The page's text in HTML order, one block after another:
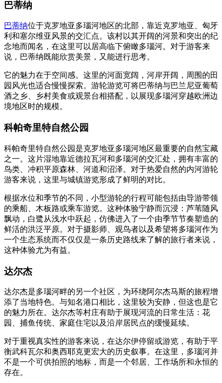
巴蒂纳
巴蒂纳位于克罗地亚多瑙河地区的北部，靠近克罗地亚、匈牙
利和塞尔维亚风景的交汇点。该村以其开阔的河景和突出的纪
念地而闻名，在这里可以居高临下俯瞰多瑙河。对于游客来
说，巴蒂纳既能欣赏美景，又能进行思考。
它的魅力在于空间感。这里的河面宽阔，河岸开阔，周围的田
园风光也适合慢慢探索。游轮游览可将巴蒂纳与巴兰尼亚葡萄
酒之乡、乡村美食或观景台相搭配，以展现多瑙河穿越欧洲边
境地区时的规模。
科帕奇里特自然公园
科帕奇里特自然公园是克罗地亚多瑙河地区最重要的自然宝藏
之一。这片湿地靠近德拉瓦河和多瑙河的交汇处，拥有丰富的
鸟类、冲积平原森林、河道和沼泽。对于热爱自然的内河游轮
游客来说，这里与城镇游览形成了鲜明的对比。
根据水位和季节的不同，小型游轮的行程可能包括由导游带领
的乘船、木板路或乘车游览。这种体验宁静而沉浸：芦苇随风
飘动，白鹭从浅水中跃起，仿佛进入了一个由季节节奏塑造的
鲜活的洪泛平原。对于摄影师、观鸟者以及希望将多瑙河作为
一个生态系统而不仅仅是一条历史路线来了解的旅行者来说，
这种体验尤为有益。
达尔杰
达尔杰是多瑙河畔的另一个社区，为环绕阿尔杰马斯的旅程增
添了当地特色。与知名港口相比，这里较为安静，但这也是它
的魅力所在。达尔杰等村庄有助于展现河流的日常生活：花
园、捕鱼传统、家庭住宅以及沿岸居民点的缓慢延续。
对于重视真实性的游客来说，在达尔伊停留或游览，有助于平
衡武科瓦尔和奥西耶克更宏大的历史叙事。在这里，多瑙河并
不是一个可供拍照的地标，而是一个邻居、工作场所和永恒的
存在。